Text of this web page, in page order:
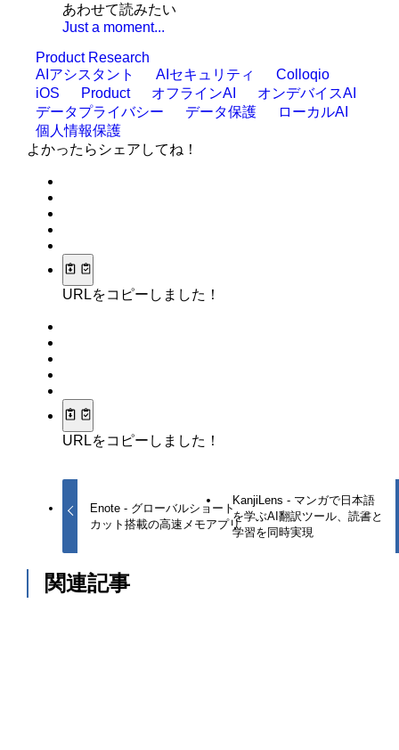
あわせて読みたい
Just a moment...
Product Research
AIアシスタント
AIセキュリティ
Colloqio
iOS
Product オフラインAI
オンデバイスAI
データプライバシー
データ保護
ローカルAI
個人情報保護
よかったらシェアしてね！
URLをコピーしました！
URLをコピーしました！
Enote - グローバルショート
カット搭載の高速メモアプリ
KanjiLens - マンガで日本語
を学ぶAI翻訳ツール、読書と
学習を同時実現
関連記事